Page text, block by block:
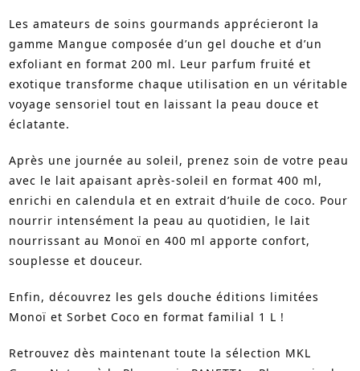
Les amateurs de soins gourmands apprécieront la
gamme Mangue composée d’un gel douche et d’un
exfoliant en format 200 ml. Leur parfum fruité et
exotique transforme chaque utilisation en un véritable
voyage sensoriel tout en laissant la peau douce et
éclatante.
Après une journée au soleil, prenez soin de votre peau
avec le lait apaisant après-soleil en format 400 ml,
enrichi en calendula et en extrait d’huile de coco. Pour
nourrir intensément la peau au quotidien, le lait
nourrissant au Monoï en 400 ml apporte confort,
souplesse et douceur.
Enfin, découvrez les gels douche éditions limitées
Monoï et Sorbet Coco en format familial 1 L !
Retrouvez dès maintenant toute la sélection MKL